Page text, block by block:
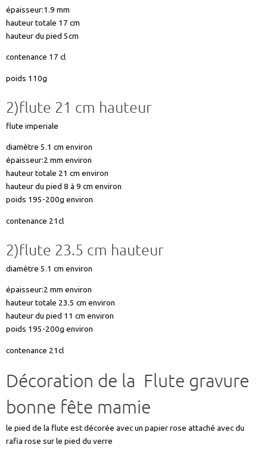
épaisseur:1.9 mm
hauteur totale 17 cm
hauteur du pied 5cm
contenance 17 cl
poids 110g
2)flute 21 cm hauteur
flute imperiale
diamètre 5.1 cm environ
épaisseur:2 mm environ
hauteur totale 21 cm environ
hauteur du pied 8 à 9 cm environ
poids 195-200g environ
contenance 21cl
2)flute 23.5 cm hauteur
diamètre 5.1 cm environ
épaisseur:2 mm environ
hauteur totale 23.5 cm environ
hauteur du pied 11 cm environ
poids 195-200g environ
contenance 21cl
Décoration de la Flute gravure
bonne fête mamie
le pied de la flute est décorée avec un papier rose attaché avec du
rafia rose sur le pied du verre